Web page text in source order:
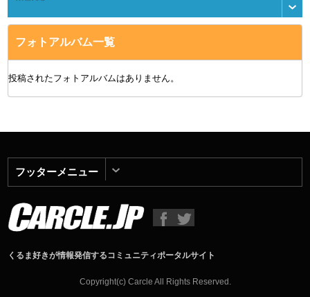
フォトアルバム一覧
投稿されたフォトアルバムはありません。
フッターメニュー
くるま好きが情報発信するコミュニティポータルサイト
Copyright(c) Carcle All Rights Reserved.